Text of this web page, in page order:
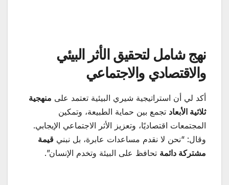
نهج شامل لتحقيق الأثر البيئي
والاقتصادي والاجتماعي
أكد لي أن استراتيجية شيري البيئية تعتمد على منهجية
ثلاثية الأبعاد تجمع بين حماية الطبيعة، وتمكين
المجتمعات اقتصاديًا، وتعزيز الأثر الاجتماعي الإيجابي.
وقال: “نحن لا نقدم مساعدات عابرة، بل نبني قيمة
مشتركة دائمة تحافظ على البيئة وتخدم الإنسان”.